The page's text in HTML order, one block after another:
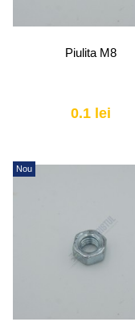
Piulita M8
0.1 lei
Nou